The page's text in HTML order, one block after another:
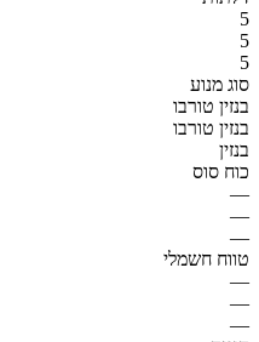
5
5
5
סוג מנוע
בנזין טורבו
בנזין טורבו
בנזין
כוח סוס
—
—
—
טווח חשמלי
—
—
—